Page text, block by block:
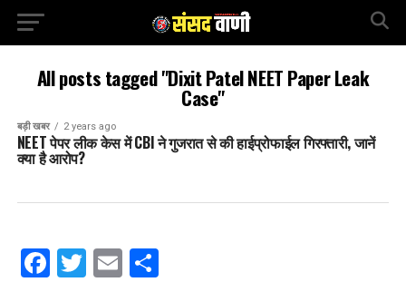
All posts tagged "Dixit Patel NEET Paper Leak
Case"
बड़ी खबर 2 years ago
NEET पेपर लीक केस में CBI ने गुजरात से की हाईप्रोफाईल गिरफ्तारी, जानें
क्या है आरोप?
Facebook
Twitter
EmailShare